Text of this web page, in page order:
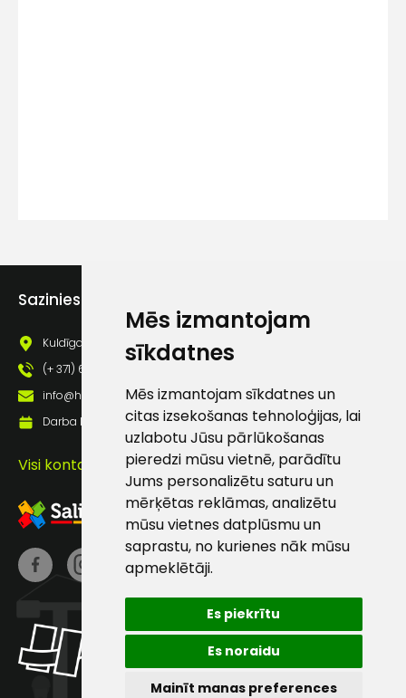
Mēs izmantojam
sīkdatnes
Mēs izmantojam sīkdatnes un
citas izsekošanas tehnoloģijas, lai
uzlabotu Jūsu pārlūkošanas
pieredzi mūsu vietnē, parādītu
Jums personalizētu saturu un
mērķētas reklāmas, analizētu
mūsu vietnes datplūsmu un
saprastu, no kurienes nāk mūsu
apmeklētāji.
Es piekrītu
Es noraidu
Mainīt manas preferences
Sazinies ar mums
Kuldīgas iela 69a, Saldus, Saldus nov., LV - 3801
(+ 371) 63 881 186
info@hards.lv
Darba laiks: Darbadienās: 8:00 - 17:00
Visi kontakti
pastā
Klientu
atbalsts
Darbdienās:
8:00 – 17:00
186
info@hards.lv